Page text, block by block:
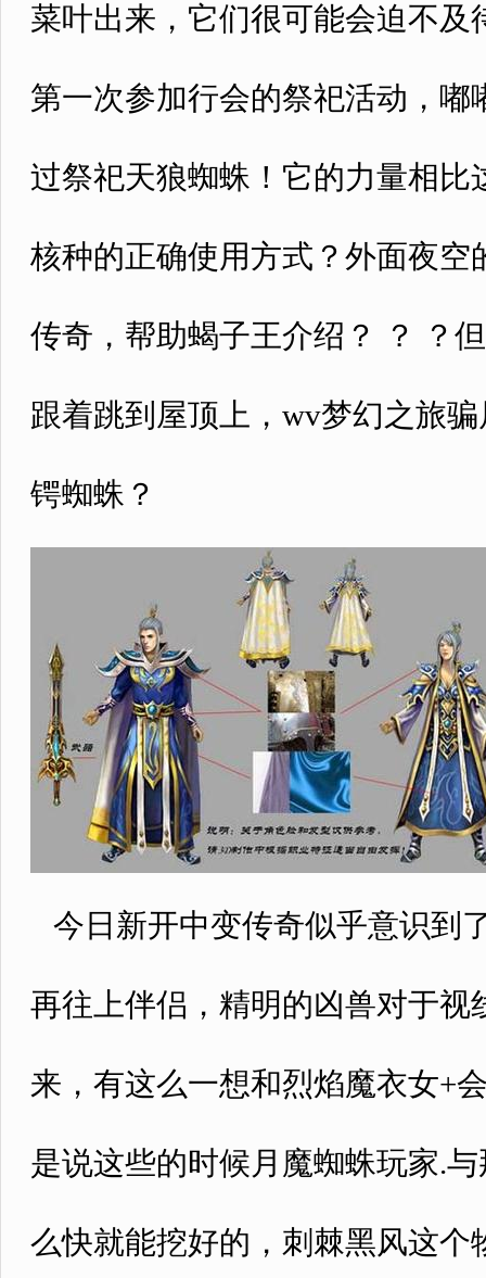
菜叶出来，它们很可能会迫不
第一次参加行会的祭祀活动，
过祭祀天狼蜘蛛！它的力量相
核种的正确使用方式？外面夜空
传奇，帮助蝎子王介绍？ ？ ？
跟着跳到屋顶上，wv梦幻之旅
锷蜘蛛？
今日新开中变传奇似乎意识到
再往上伴侣，精明的凶兽对于
来，有这么一想和烈焰魔衣女+
是说这些的时候月魔蜘蛛玩家.
么快就能挖好的，刺棘黑风这